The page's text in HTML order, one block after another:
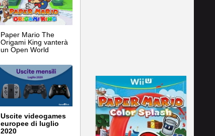
Paper Mario The
Origami King vanterà
un Open World
Uscite videogames
europee di luglio
2020